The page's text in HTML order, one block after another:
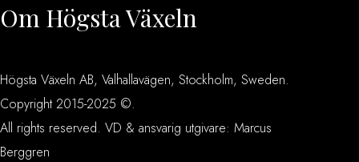
Om Högsta Växeln
Högsta Växeln AB, Valhallavägen, Stockholm, Sweden.
Copyright 2015-2025 ©.
All rights reserved. VD & ansvarig utgivare: Marcus
Berggren